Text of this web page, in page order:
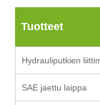
Tuotteet
Hydrauliputkien
SAE jaettu laippa